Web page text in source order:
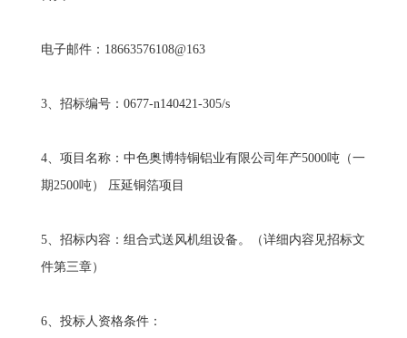
电子邮件：18663576108@163
3、招标编号：0677-n140421-305/s
4、项目名称：中色奥博特铜铝业有限公司年产5000吨（一
期2500吨） 压延铜箔项目
5、招标内容：组合式送风机组设备。（详细内容见招标文
件第三章）
6、投标人资格条件：